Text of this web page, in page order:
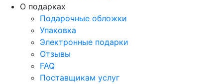
О подарках
Подарочные обложки
Упаковка
Электронные подарки
Отзывы
FAQ
Поставщикам услуг